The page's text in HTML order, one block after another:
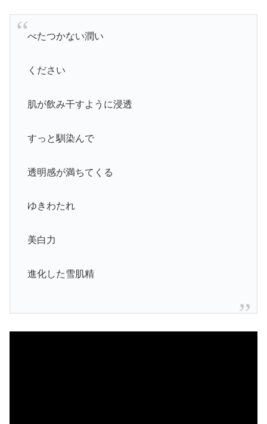
べたつかない潤い
ください
肌が飲み干すように浸透
すっと馴染んで
透明感が満ちてくる
ゆきわたれ
美白力
進化した雪肌精